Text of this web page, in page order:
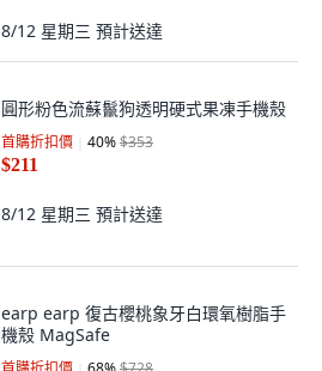
8/12 星期三 預計送達
圓形粉色流蘇鬣狗透明硬式果凍手機殼
首購折扣價 40%$353
$211
8/12 星期三 預計送達
earp earp 復古櫻桃象牙白環氧樹脂手
機殼 MagSafe